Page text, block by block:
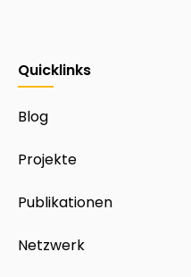
Quicklinks
Blog
Projekte
Publikationen
Netzwerk